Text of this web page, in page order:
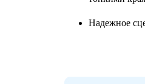
Надежное